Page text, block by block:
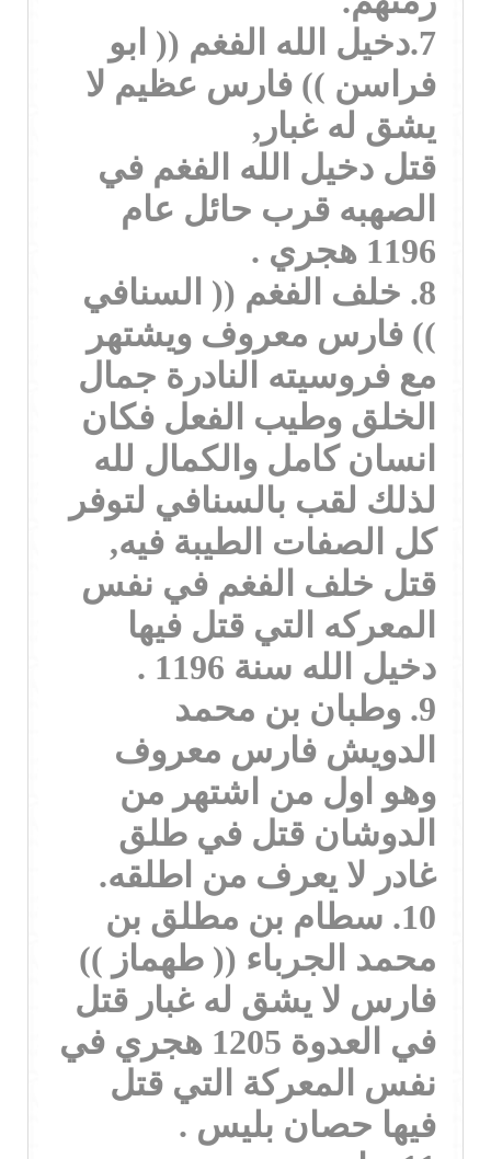
7.دخيل الله الفغم (( ابو
فراسن )) فارس عظيم لا
يشق له غبار,
قتل دخيل الله الفغم في
الصهبه قرب حائل عام
1196 هجري .
8. خلف الفغم (( السنافي
)) فارس معروف ويشتهر
مع فروسيته النادرة جمال
الخلق وطيب الفعل فكان
انسان كامل والكمال لله
لذلك لقب بالسنافي لتوفر
كل الصفات الطيبة فيه,
قتل خلف الفغم في نفس
المعركه التي قتل فيها
دخيل الله سنة 1196 .
9. وطبان بن محمد
الدويش فارس معروف
وهو اول من اشتهر من
الدوشان قتل في طلق
غادر لا يعرف من اطلقه.
10. سطام بن مطلق بن
محمد الجرباء (( طهماز ))
فارس لا يشق له غبار قتل
في العدوة 1205 هجري في
نفس المعركة التي قتل
فيها حصان بليس .